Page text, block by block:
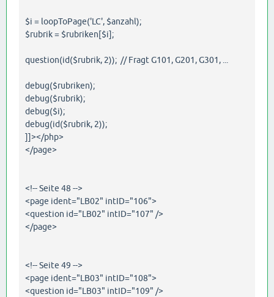
$i = loopToPage('LC', $anzahl);
$rubrik = $rubriken[$i];
question(id($rubrik, 2)); // Fragt G101, G201, G301, ...
debug($rubriken);
debug($rubrik);
debug($i);
debug(id($rubrik, 2));
]]></php>
</page>
<!-- Seite 48 -->
<page ident="LB02" intID="106">
<question id="LB02" intID="107" />
</page>
<!-- Seite 49 -->
<page ident="LB03" intID="108">
<question id="LB03" intID="109" />